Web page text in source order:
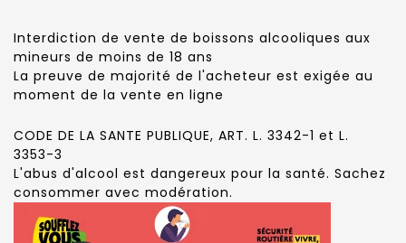
Interdiction de vente de boissons alcooliques aux
mineurs de moins de 18 ans
La preuve de majorité de l'acheteur est exigée au
moment de la vente en ligne
CODE DE LA SANTE PUBLIQUE, ART. L. 3342-1 et L.
3353-3
L'abus d'alcool est dangereux pour la santé. Sachez
consommer avec modération.